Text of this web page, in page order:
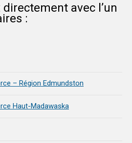
avec l’un
:
– Région Edmundston
Haut-Madawaska